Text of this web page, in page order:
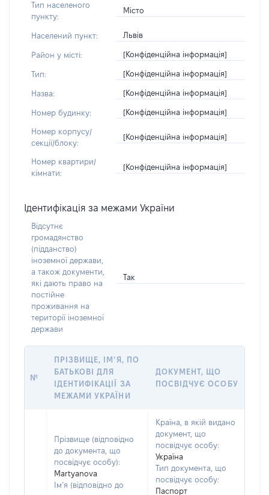
Тип населеного
пункту:
Місто
Населений пункт: Львів
Район у місті: [Конфіденційна інформація]
Тип: [Конфіденційна інформація]
Назва: [Конфіденційна інформація]
Номер будинку: [Конфіденційна інформація]
Номер корпусу/
секції/блоку:
[Конфіденційна інформація]
Номер квартири/
кімнати:
[Конфіденційна інформація]
Ідентифікація за межами України
Відсутнє
громадянство
(підданство)
іноземної держави,
а також документи,
які дають право на
постійне
проживання на
території іноземної
держави
Так
№
ПРІЗВИЩЕ, ІМ’Я, ПО
БАТЬКОВІ ДЛЯ
ІДЕНТИФІКАЦІЇ ЗА
МЕЖАМИ УКРАЇНИ
ДОКУМЕНТ, ЩО
ПОСВІДЧУЄ ОСОБУ
Прізвище (відповідно
до документа, що
посвідчує особу):
Martyanova
Ім’я (відповідно до
Країна, в якій видано
документ, що
посвідчує особу:
Україна
Тип документа, що
посвідчує особу:
Паспорт